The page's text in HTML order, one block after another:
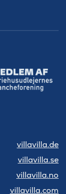
villavilla.de
villavilla.se
villavilla.no
villavilla.com